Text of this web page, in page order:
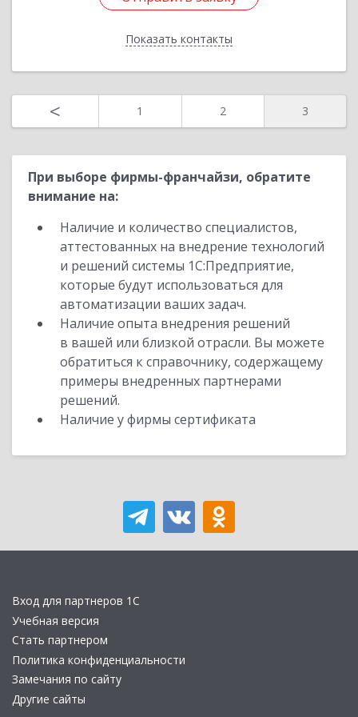
Показать контакты
Назад
< 1 2 3
При выборе фирмы-франчайзи, обратите
внимание на:
Наличие и количество специалистов,
аттестованных на внедрение технологий
и решений системы 1С:Предприятие,
которые будут использоваться для
автоматизации ваших задач.
Наличие опыта внедрения решений
в вашей или близкой отрасли. Вы можете
обратиться к справочнику, содержащему
примеры внедренных партнерами
решений.
Наличие у фирмы сертификата
Вход для партнеров 1С
Учебная версия
Стать партнером
Политика конфиденциальности
Замечания по сайту
Другие сайты